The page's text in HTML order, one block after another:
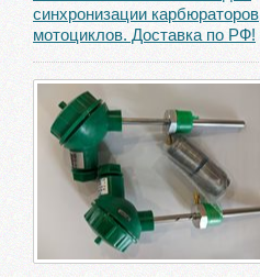
синхронизации карбюраторов
мотоциклов. Доставка по РФ!